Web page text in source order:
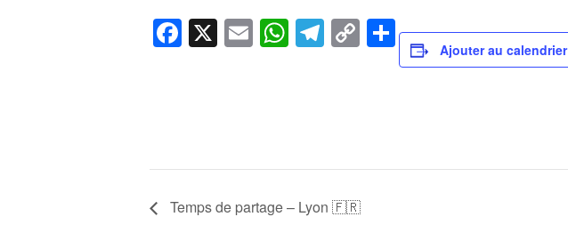
Facebook
X EmailWhatsApp
Telegram
Copy
Link
Partager
Ajouter au calendrier
Temps de partage – Lyon 🇫🇷